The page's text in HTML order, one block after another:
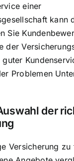
einer
kann
Sie
der
guter
Problemen
der
Versicherung